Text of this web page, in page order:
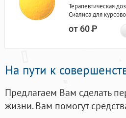
Терапевтическая
Сиалиса для
от 60Р
На пути к
Предлагаем Вам сделать
жизни. Вам помогут